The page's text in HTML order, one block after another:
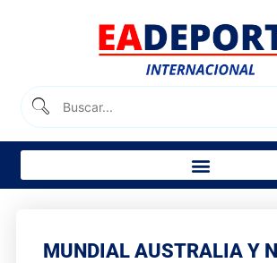
MUNDIAL AUSTRALIA Y